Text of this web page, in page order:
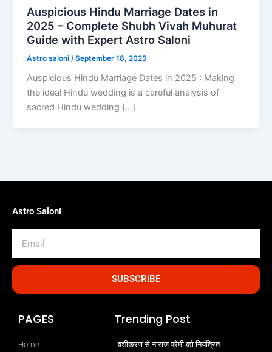
Auspicious Hindu Marriage Dates in
2025 – Complete Shubh Vivah Muhurat
Guide with Expert Astro Saloni
Astro saloni /September 18, 2025
Auspicious Hindu Marriage Dates in 2025 : Making
the ideal Hindu wedding is a careful analysis of
sacred Hindu wedding […]
Astro Saloni
SUBSCRIBE
PAGES
Home
Trending Post
वशीकरण से नाराज प्रेमी को नियंत्रित